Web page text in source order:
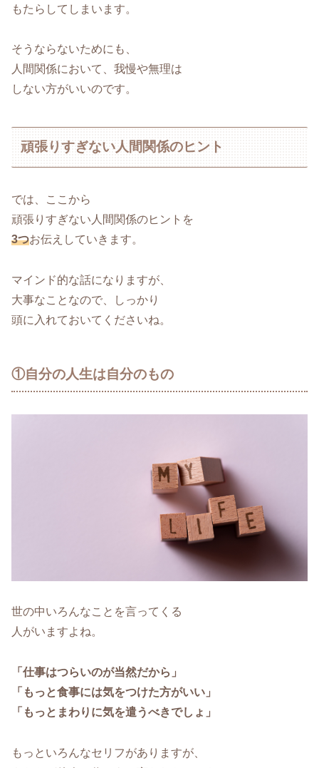
もたらしてしまいます。
そうならないためにも、
人間関係において、我慢や無理は
しない方がいいのです。
頑張りすぎない人間関係のヒント
では、ここから
頑張りすぎない人間関係のヒントを
3つお伝えしていきます。
マインド的な話になりますが、
大事なことなので、しっかり
頭に入れておいてくださいね。
①自分の人生は自分のもの
世の中いろんなことを言ってくる
人がいますよね。
「仕事はつらいのが当然だから」
「もっと食事には気をつけた方がいい」
「もっとまわりに気を遣うべきでしょ」
もっといろんなセリフがありますが、